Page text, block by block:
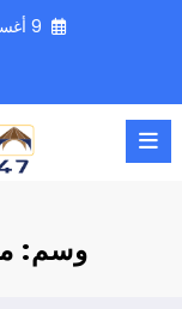
9 أغسطس، 2026
وسم: